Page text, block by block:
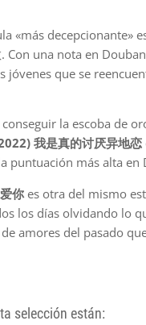
«más decepcionante»
Con una nota en
jóvenes que se
la escoba de
我是真的讨厌异地恋
puntuación más alta
你es otra del mismo
los días olvidando lo
amores del pasado
selección están: